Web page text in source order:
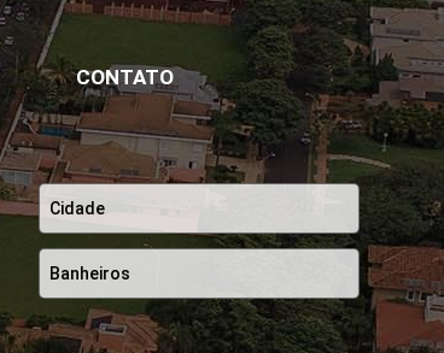
CONTATO